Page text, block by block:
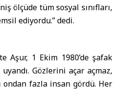
ölçüde tüm sosyal sınıfları,
ediyordu.” dedi.
Aşur, 1 Ekim 1980’de şafak
Gözlerini açar açmaz,
ondan fazla insan gördü. Her